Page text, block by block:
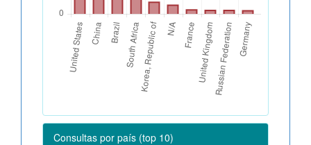
Consultas por país (top 10)